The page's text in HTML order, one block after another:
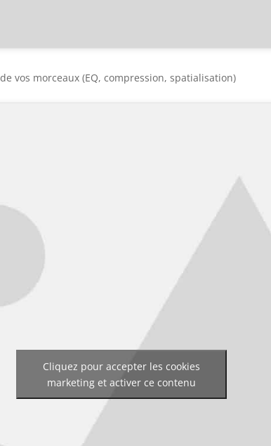
vos morceaux (EQ, compression, spatialisation)
Cliquez pour accepter les cookies
marketing et activer ce contenu